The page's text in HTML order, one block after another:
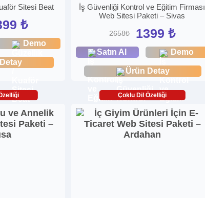
Sitesi Beat
₺
Demo
İş Güvenliği Kontrol ve Eğitim Firması
Web Sitesi Paketi – Sivas
2658₺ 1399 ₺
Satın Al Demo
Ürün Detay
Çoklu Dil Özelliği